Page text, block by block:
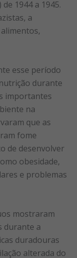
1944 a 1945.
a
esse período
durante
importantes
na
que as
fome
de desenvolver
obesidade,
e problemas
mostraram
durante a
duradouras
alterada do